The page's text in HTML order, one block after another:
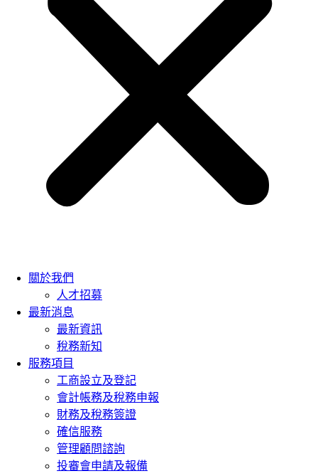
關於我們
人才招募
最新消息
最新資訊
稅務新知
服務項目
工商設立及登記
會計帳務及稅務申報
財務及稅務簽證
確信服務
管理顧問諮詢
投審會申請及報備